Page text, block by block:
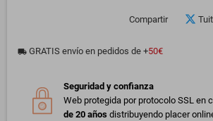
Compartir
local_shipping GRATIS envío en pedidos de +50€
Seguridad y confianza
Web protegida por protocolo SSL en
de 20 años distribuyendo placer